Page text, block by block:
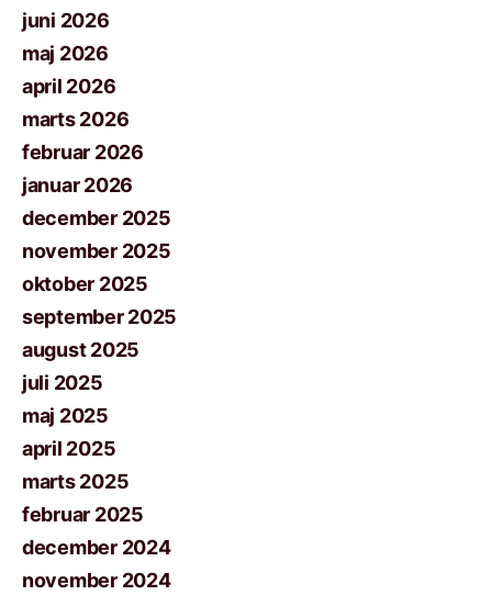
juni 2026
maj 2026
april 2026
marts 2026
februar 2026
januar 2026
december 2025
november 2025
oktober 2025
september 2025
august 2025
juli 2025
maj 2025
april 2025
marts 2025
februar 2025
december 2024
november 2024